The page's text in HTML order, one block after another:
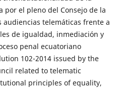
por el pleno del Consejo de la
audiencias telemáticas frente a
de igualdad, inmediación y
penal ecuatoriano
102-2014 issued by the
related to telematic
principles of equality,